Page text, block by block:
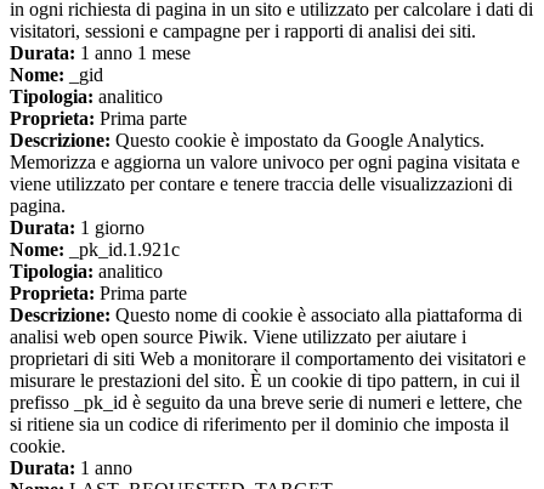
in ogni richiesta di pagina in un sito e utilizzato per calcolare i dati di
visitatori, sessioni e campagne per i rapporti di analisi dei siti.
Durata: 1 anno 1 mese
Nome: _gid
Tipologia: analitico
Proprieta: Prima parte
Descrizione: Questo cookie è impostato da Google Analytics.
Memorizza e aggiorna un valore univoco per ogni pagina visitata e
viene utilizzato per contare e tenere traccia delle visualizzazioni di
pagina.
Durata: 1 giorno
Nome: _pk_id.1.921c
Tipologia: analitico
Proprieta: Prima parte
Descrizione: Questo nome di cookie è associato alla piattaforma di
analisi web open source Piwik. Viene utilizzato per aiutare i
proprietari di siti Web a monitorare il comportamento dei visitatori e
misurare le prestazioni del sito. È un cookie di tipo pattern, in cui il
prefisso _pk_id è seguito da una breve serie di numeri e lettere, che
si ritiene sia un codice di riferimento per il dominio che imposta il
cookie.
Durata: 1 anno